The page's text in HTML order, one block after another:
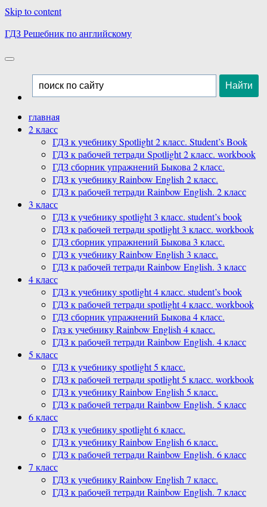
Skip to content
ГДЗ Решебник по английскому
главная
2 класс
ГДЗ к учебнику Spotlight 2 класс. Student’s Book
ГДЗ к рабочей тетради Spotlight 2 класс. workbook
ГДЗ сборник упражнений Быкова 2 класс.
ГДЗ к учебнику Rainbow English 2 класс.
ГДЗ к рабочей тетради Rainbow English. 2 класс
3 класс
ГДЗ к учебнику spotlight 3 класс. student’s book
ГДЗ к рабочей тетради spotlight 3 класс. workbook
ГДЗ сборник упражнений Быкова 3 класс.
ГДЗ к учебнику Rainbow English 3 класс.
ГДЗ к рабочей тетради Rainbow English. 3 класс
4 класс
ГДЗ к учебнику spotlight 4 класс. student’s book
ГДЗ к рабочей тетради spotlight 4 класс. workbook
ГДЗ сборник упражнений Быкова 4 класс.
Гдз к учебнику Rainbow English 4 класс.
ГДЗ к рабочей тетради Rainbow English. 4 класс
5 класс
ГДЗ к учебнику spotlight 5 класс.
ГДЗ к рабочей тетради spotlight 5 класс. workbook
ГДЗ к учебнику Rainbow English 5 класс.
ГДЗ к рабочей тетради Rainbow English. 5 класс
6 класс
ГДЗ к учебнику spotlight 6 класс.
ГДЗ к учебнику Rainbow English 6 класс.
ГДЗ к рабочей тетради Rainbow English. 6 класс
7 класс
ГДЗ к учебнику Rainbow English 7 класс.
ГДЗ к рабочей тетради Rainbow English. 7 класс